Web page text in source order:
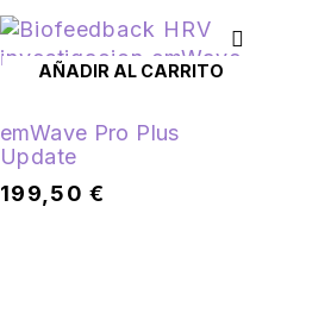
AÑADIR AL CARRITO
emWave Pro Plus
Update
199,50€